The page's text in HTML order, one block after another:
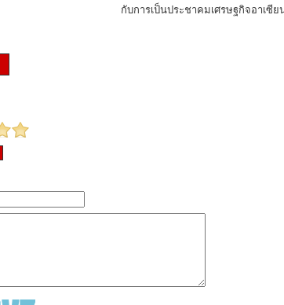
กับการเป็นประชาคมเศรษฐกิจอาเซีย